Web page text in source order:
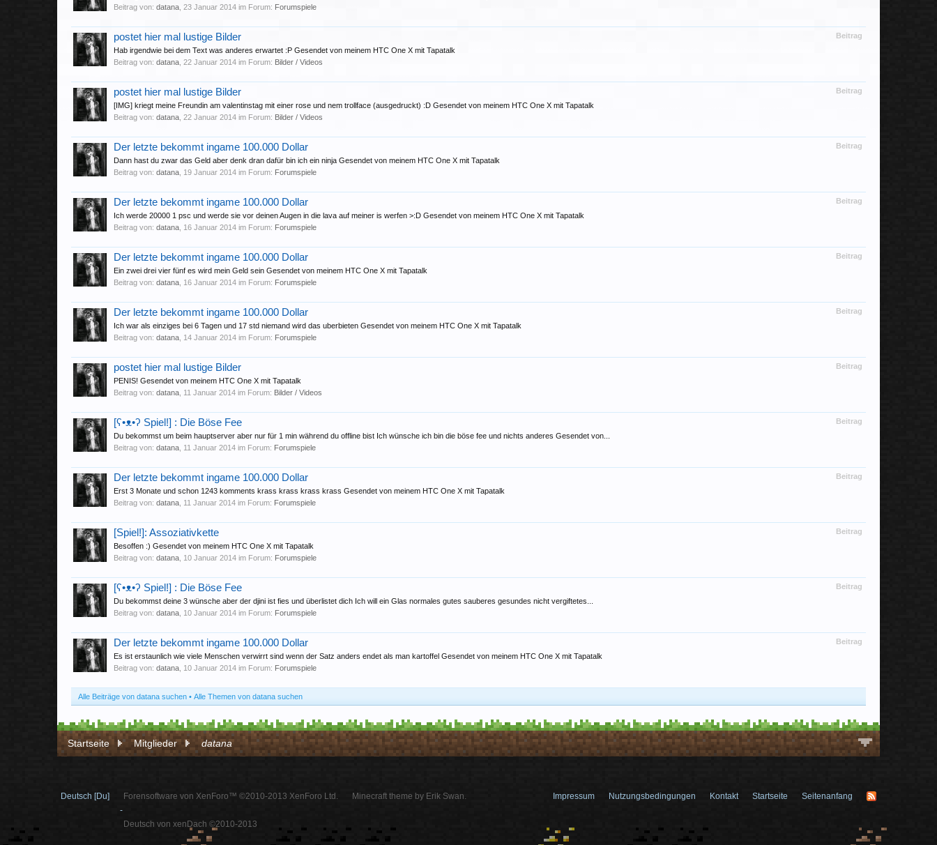
Beitrag von: datana 23 Januar 2014 im Forum: Forumspiele
Beitrag
postet hier mal lustige Bilder
Hab irgendwie bei dem Text was anderes erwartet :P Gesendet von meinem HTC One X mit Tapatalk
Beitrag von: datana 22 Januar 2014 im Forum: Bilder / Videos
Beitrag
postet hier mal lustige Bilder
[IMG] kriegt meine Freundin am valentinstag mit einer rose und nem trollface (ausgedruckt) :D Gesendet von meinem HTC One X mit Tapatalk
Beitrag von: datana 22 Januar 2014 im Forum: Bilder / Videos
Beitrag
Der letzte bekommt ingame 100.000 Dollar
Dann hast du zwar das Geld aber denk dran dafür bin ich ein ninja Gesendet von meinem HTC One X mit Tapatalk
Beitrag von: datana 19 Januar 2014 im Forum: Forumspiele
Beitrag
Der letzte bekommt ingame 100.000 Dollar
Ich werde 20000 1 psc und werde sie vor deinen Augen in die lava auf meiner is werfen >:D Gesendet von meinem HTC One X mit Tapatalk
Beitrag von: datana 16 Januar 2014 im Forum: Forumspiele
Beitrag
Der letzte bekommt ingame 100.000 Dollar
Ein zwei drei vier fünf es wird mein Geld sein Gesendet von meinem HTC One X mit Tapatalk
Beitrag von: datana 16 Januar 2014 im Forum: Forumspiele
Beitrag
Der letzte bekommt ingame 100.000 Dollar
Ich war als einziges bei 6 Tagen und 17 std niemand wird das uberbieten Gesendet von meinem HTC One X mit Tapatalk
Beitrag von: datana 14 Januar 2014 im Forum: Forumspiele
Beitrag
postet hier mal lustige Bilder
PENIS! Gesendet von meinem HTC One X mit Tapatalk
Beitrag von: datana 11 Januar 2014 im Forum: Bilder / Videos
Beitrag
[ʕ•ᴥ•ʔ Spiel!] : Die Böse Fee
Du bekommst um beim hauptserver aber nur für 1 min während du offline bist Ich wünsche ich bin die böse fee und nichts anderes Gesendet von...
Beitrag von: datana 11 Januar 2014 im Forum: Forumspiele
Beitrag
Der letzte bekommt ingame 100.000 Dollar
Erst 3 Monate und schon 1243 komments krass krass krass krass Gesendet von meinem HTC One X mit Tapatalk
Beitrag von: datana 11 Januar 2014 im Forum: Forumspiele
Beitrag
[Spiel!]: Assoziativkette
Besoffen :) Gesendet von meinem HTC One X mit Tapatalk
Beitrag von: datana 10 Januar 2014 im Forum: Forumspiele
Beitrag
[ʕ•ᴥ•ʔ Spiel!] : Die Böse Fee
Du bekommst deine 3 wünsche aber der djini ist fies und überlistet dich Ich will ein Glas normales gutes sauberes gesundes nicht vergiftetes...
Beitrag von: datana 10 Januar 2014 im Forum: Forumspiele
Beitrag
Der letzte bekommt ingame 100.000 Dollar
Es ist erstaunlich wie viele Menschen verwirrt sind wenn der Satz anders endet als man kartoffel Gesendet von meinem HTC One X mit Tapatalk
Beitrag von: datana 10 Januar 2014 im Forum: Forumspiele
Alle Beiträge von datana suchen Alle Themen von datana suchen
Startseite Mitglieder datana
Deutsch [Du]
Forensoftware von XenForo™ ©2010-2013 XenForo Ltd.
-
Deutsch von xenDach ©2010-2013
Minecraft theme by Erik Swan. Impressum Nutzungsbedingungen Kontakt Startseite Seitenanfang